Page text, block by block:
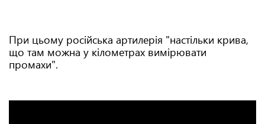
При цьому російська артилерія "настільки крива,
що там можна у кілометрах вимірювати
промахи".